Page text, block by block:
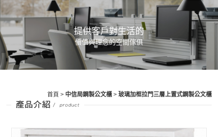
提供客戶對生活的
價值與理念的空間傢俱
首頁 > 中信局鋼製公文櫃> 玻璃加框拉門三層上置式鋼製公文櫃